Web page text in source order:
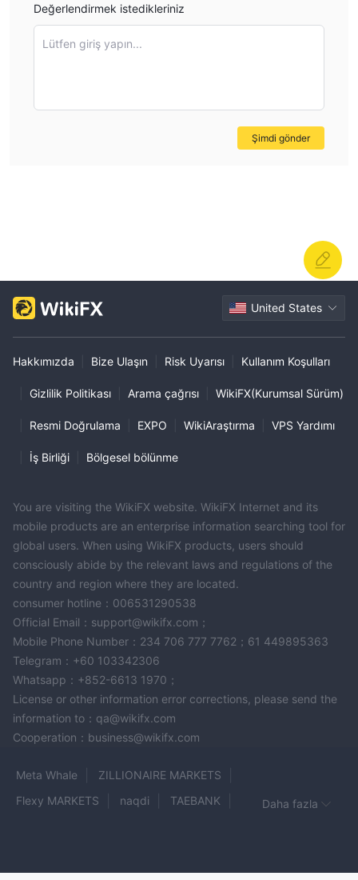
Değerlendirmek istedikleriniz
Lütfen giriş yapın...
Şimdi gönder
United States
Hakkımızda Bize Ulaşın Risk Uyarısı Kullanım Koşulları
Gizlilik Politikası Arama çağrısı WikiFX(Kurumsal Sürüm)
Resmi Doğrulama EXPO WikiAraştırma VPS Yardımı
İş Birliği Bölgesel bölünme
You are visiting the WikiFX website. WikiFX Internet and its
mobile products are an enterprise information searching tool for
global users. When using WikiFX products, users should
consciously abide by the relevant laws and regulations of the
country and region where they are located.
consumer hotline：006531290538
Official Email：support@wikifx.com；
Mobile Phone Number：234 706 777 7762；61 449895363
Telegram：+60 103342306
Whatsapp：+852-6613 1970；
License or other information error corrections, please send the
information to：qa@wikifx.com
Cooperation：business@wikifx.com
Meta Whale
ZILLIONAIRE MARKETS
Flexy MARKETS
naqdi
TAEBANK
XFlow Markets
FXnity EXMA TRADING CFI
Daha fazla